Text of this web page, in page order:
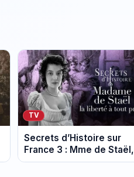
TV
Secrets d’Histoire sur
France 3 : Mme de Staël,
une voix libre face au